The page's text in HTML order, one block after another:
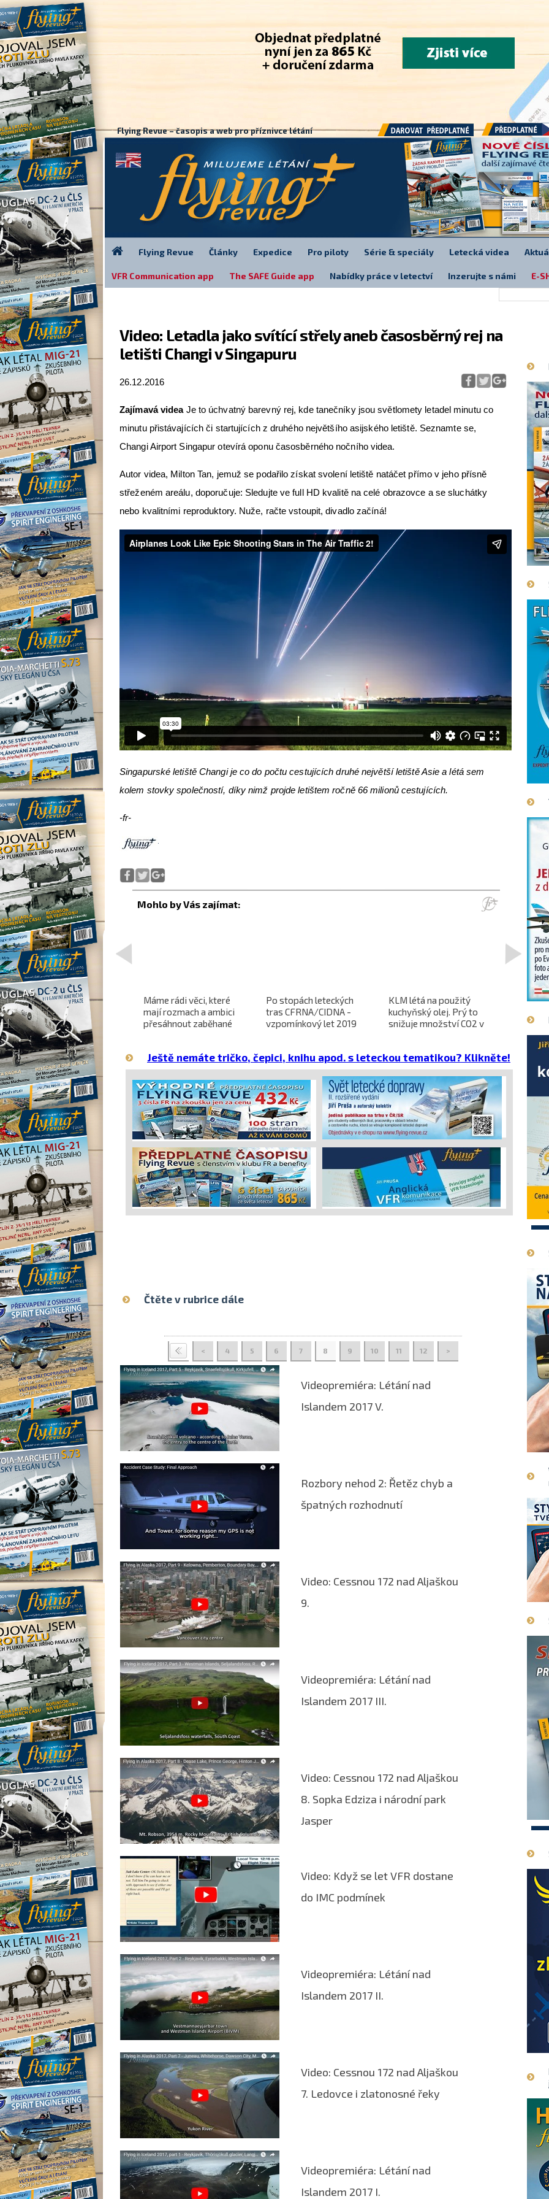
Video: Letadla jako svítící střely aneb časosběrný rej na
letišti Changi v Singapuru
26.12.2016
Zajímavá videaJe to úchvatný barevný rej, kde tanečníky jsou světlomety letadel minutu co
minutu přistávajících či startujících z druhého největšího asijského letiště. Seznamte se,
Changi Airport Singapur otevírá oponu časosběrného nočního videa.
Autor videa, Milton Tan, jemuž se podařilo získat svolení letiště natáčet přímo v jeho přísně
střeženém areálu, doporučuje: Sledujte ve full HD kvalitě na celé obrazovce a se sluchátky
nebo kvalitními reproduktory. Nuže, račte vstoupit, divadlo začíná!
Singapurské letiště Changi je co do počtu cestujících druhé největší letiště Asie a létá sem
kolem stovky společností, díky nimž projde letištem ročně 66 milionů cestujících.
-fr-
Projekt nadzvukového
letounu X-59 QueSST
směřuje k prvnímu letu
Máme rádi věci, které
mají rozmach a ambici
přesáhnout zaběhané
Po stopách leteckých
tras CFRNA/CIDNA -
vzpomínkový let 2019
KLM létá na použitý
kuchyňský olej. Prý to
snižuje množství CO2 v
L-610
projekt
>
Ještě nemáte tričko, čepici, knihu apod. s leteckou tematikou? Klikněte!
Čtěte v rubrice dále
< 4 5 6 7 8 9 10 11 12 >
Videopremiéra: Létání nad
Islandem 2017 V.
Rozbory nehod 2: Řetěz chyb a
špatných rozhodnutí
Video: Cessnou 172 nad Aljaškou
9.
Videopremiéra: Létání nad
Islandem 2017 III.
Video: Cessnou 172 nad Aljaškou
8. Sopka Edziza i národní park
Jasper
Video: Když se let VFR dostane
do IMC podmínek
Videopremiéra: Létání nad
Islandem 2017 II.
Video: Cessnou 172 nad Aljaškou
7. Ledovce i zlatonosné řeky
Videopremiéra: Létání nad
Islandem 2017 I.
1
1
Flying Revue – časopis a web pro příznivce létání
Darovat předplatné Předplatné
Flying Revue Články Expedice Pro piloty Série & speciály Letecká videa
VFR Communication app The SAFE Guide app Nabídky práce v letectví Inzerujte s námi E-